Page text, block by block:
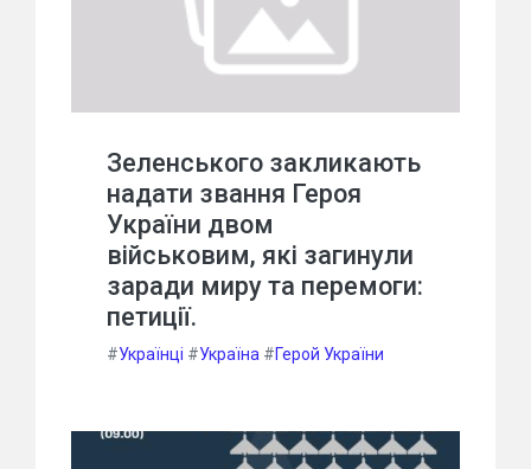
Зеленського закликають
надати звання Героя
України двом
військовим, які загинули
заради миру та перемоги:
петиції.
#Українці #Україна #Герой України